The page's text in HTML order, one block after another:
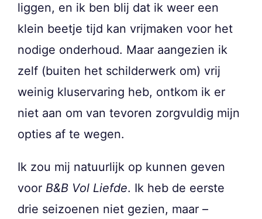
liggen, en ik ben blij dat ik weer een
klein beetje tijd kan vrijmaken voor het
nodige onderhoud. Maar aangezien ik
zelf (buiten het schilderwerk om) vrij
weinig kluservaring heb, ontkom ik er
niet aan om van tevoren zorgvuldig mijn
opties af te wegen.
Ik zou mij natuurlijk op kunnen geven
voor B&B Vol Liefde. Ik heb de eerste
drie seizoenen niet gezien, maar –